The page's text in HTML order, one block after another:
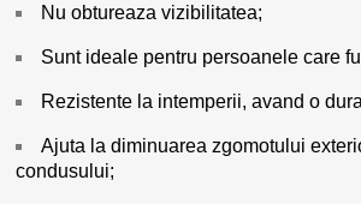
Nu obtureaza vizibilitatea;
Sunt ideale pentru persoanele care
Rezistente la intemperii, avand o
Ajuta la diminuarea zgomotului
condusului;